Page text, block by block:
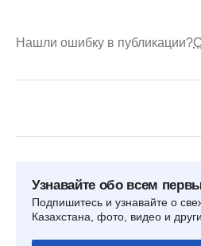
Нашли ошибку в публикации?
Узнавайте обо всем
Подпишитесь и узнавайте о
Казахстана, фото, видео и